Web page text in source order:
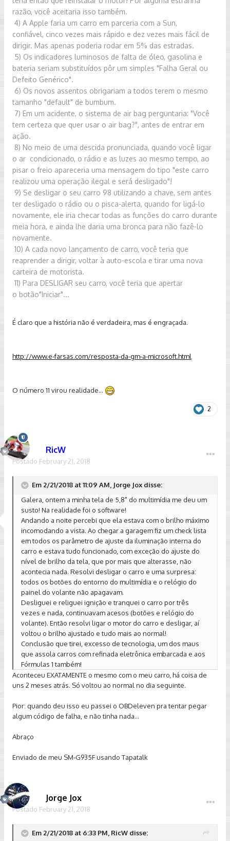
razão, você aceitaria isso também.
4) A Apple faria um carro em parceria com a Sun,
confiável, cinco vezes mais rápido e dez vezes mais fácil de
dirigir. Mas apenas poderia rodar em 5% das estradas.
5) Os indicadores luminosos de falta de óleo, gasolina e
bateria seriam substituídos pôr um simples "Falha Geral ou
Defeito Genérico".
6) Os novos assentos obrigariam a todos terem o mesmo
tamanho "default" de bumbum.
7) Em um acidente, o sistema de air bag perguntaria: "Você
tem certeza que quer usar o air bag?", antes de entrar em
ação.
8) No meio de uma descida pronunciada, quando você ligar
o ar condicionado, o rádio e as luzes ao mesmo tempo, ao
pisar o freio apareceria uma mensagem do tipo "este carro
realizou uma operação ilegal e será desligado"!
9) Se desligar o seu carro 98 utilizando a chave, sem antes
ter desligado o rádio ou o pisca-alerta, quando for ligá-lo
novamente, ele iria checar todas as funções do carro durante
meia hora, e ainda lhe daria uma bronca para não fazê-lo
novamente.
10) A cada novo lançamento de carro, você teria que
reaprender a dirigir, voltar à auto-escola e tirar uma nova
carteira de motorista.
11) Para DESLIGAR seu carro, você teria que apertar
o botão"Iniciar"...
É claro que a história não é verdadeira, mas é engraçada.
http://www.e-farsas.com/resposta-da-gm-a-microsoft.html
O número 11 virou realidade...
2
RicW
Postado February 21, 2018
Em 2/21/2018 at 11:09 AM, Jorge Jox disse:
Galera, ontem a minha tela de 5,8" do multimídia me deu um
susto! Na realidade foi o software!
Andando a noite percebi que ela estava com o brilho máximo
incomodando a vista. Ao chegar a garagem fiz um check lista
em todos os parâmetro de ajuste da iluminação interna do
carro e estava tudo funcionado, com exceção do ajuste do
nível de brilho da tela, que por mais que alterasse, não
acontecia nada. Resolvi desligar o carro e uma surpresa:
todos os botões do entorno do multimídia e o relógio do
painel do volante não apagavam.
Desliguei e religuei ignição e tranquei o carro por três
vezes e nada, continuavam acesos (botões e relógio do
volante). Então resolvi ligar o motor do carro e desligar, aí
voltou o brilho ajustado e tudo mais ao normal!
Conclusão que tirei, excesso de tecnologia, um dos maus
que assola carros com refinada eletrônica embarcada e aos
Fórmulas 1 também!
Aconteceu EXATAMENTE o mesmo com o meu carro, há coisa de
uns 2 meses atrás. Só voltou ao normal no dia seguinte.
Pior: quando deu isso eu passei o OBDeleven pra tentar pegar
algum código de falha, e não tinha nada...
Abraço
Enviado de meu SM-G935F usando Tapatalk
Jorge Jox
Postado February 21, 2018
Em 2/21/2018 at 6:33 PM, RicW disse: